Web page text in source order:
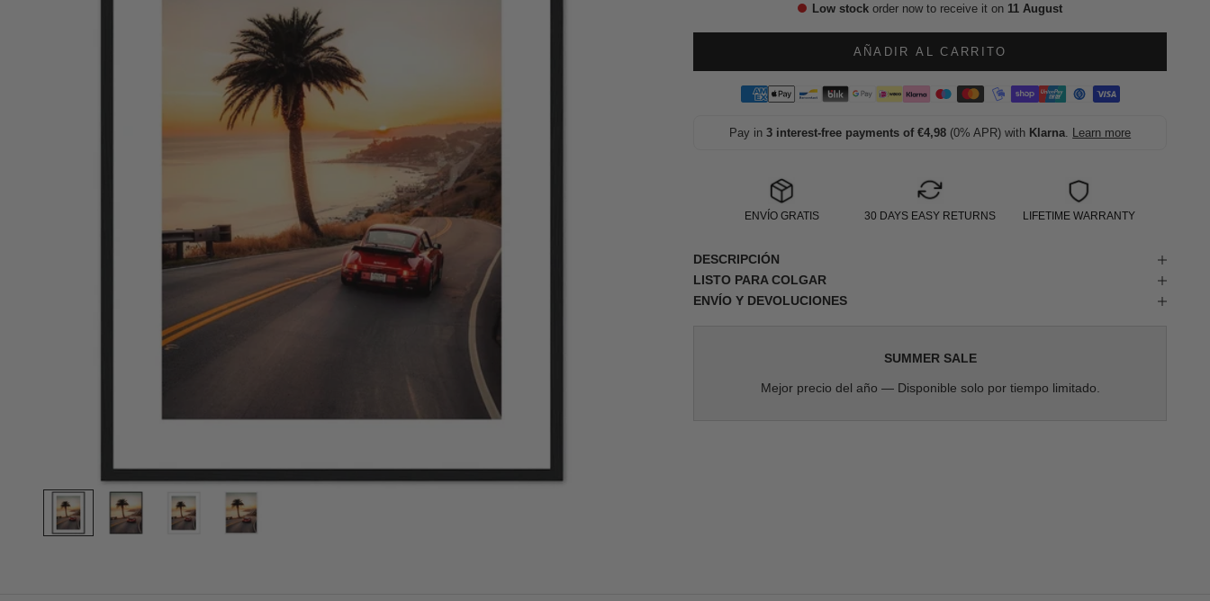
Low stock order now to receive it on 11 August
AÑADIR AL CARRITO
Pay in3 interest-free payments of €4,98 (0% APR) with Klarna. Learn more
ENVÍO GRATIS 30 DAYS EASY RETURNS LIFETIME WARRANTY
DESCRIPCIÓN
LISTO PARA COLGAR
ENVÍO Y DEVOLUCIONES
SUMMER SALE
Mejor precio del año — Disponible solo por tiempo limitado.